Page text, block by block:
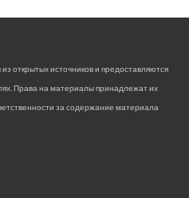
открытых источников и предоставляются
Права на материалы принадлежат их
за содержание материала